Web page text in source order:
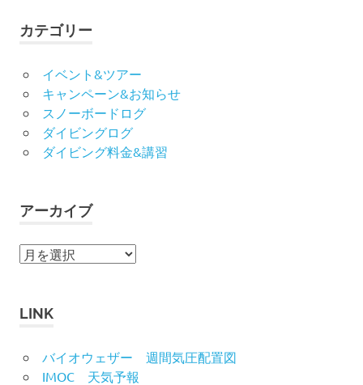
カテゴリー
イベント&ツアー
キャンペーン&お知らせ
スノーボードログ
ダイビングログ
ダイビング料金&講習
アーカイブ
ア
イ
LINK
バイオウェザー 週間気圧配置図
IMOC 天気予報